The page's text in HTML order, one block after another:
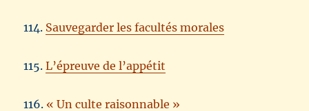
114. Sauvegarder les facultés morales
115.L’épreuve de l’appétit
116. « Un culte raisonnable »